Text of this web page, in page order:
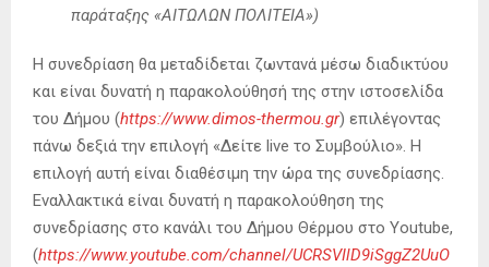
παράταξης «ΑΙΤΩΛΩΝ ΠΟΛΙΤΕΙΑ»)
Η συνεδρίαση θα μεταδίδεται ζωντανά μέσω διαδικτύου
και είναι δυνατή η παρακολούθησή της στην ιστοσελίδα
του Δήμου (https://www.dimos-thermou.gr) επιλέγοντας
πάνω δεξιά την επιλογή «Δείτε live το Συμβούλιο». Η
επιλογή αυτή είναι διαθέσιμη την ώρα της συνεδρίασης.
Εναλλακτικά είναι δυνατή η παρακολούθηση της
συνεδρίασης στο κανάλι του Δήμου Θέρμου στο Youtube,
(https://www.youtube.com/channel/UCRSVIlD9iSggZ2UuO